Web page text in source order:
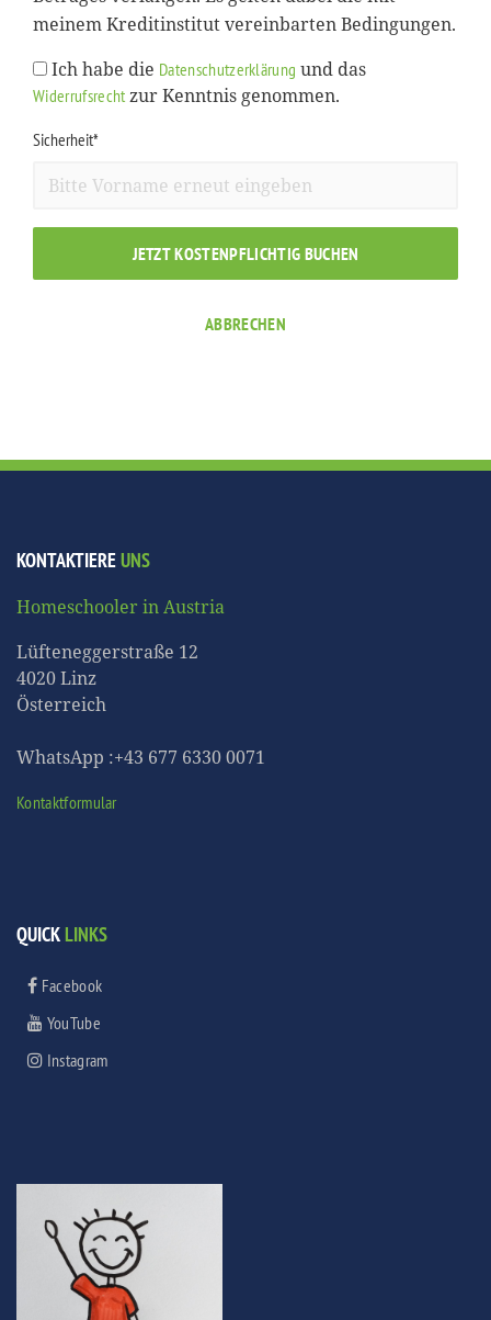
meinem Kreditinstitut vereinbarten Bedingungen.
Ich habe die Datenschutzerklärung und das
Widerrufsrechtzur Kenntnis genommen.
Sicherheit*
JETZT KOSTENPFLICHTIG BUCHEN
ABBRECHEN
KONTAKTIEREUNS
Homeschooler in Austria
Lüfteneggerstraße 12
4020 Linz
Österreich
WhatsApp :+43 677 6330 0071
Kontaktformular
QUICKLINKS
Facebook
YouTube
Instagram